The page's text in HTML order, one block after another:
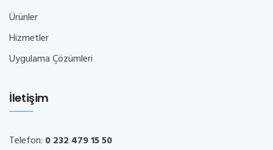
Ürünler
Hizmetler
Uygulama Çözümleri
İletişim
Telefon: 0 232 479 15 50